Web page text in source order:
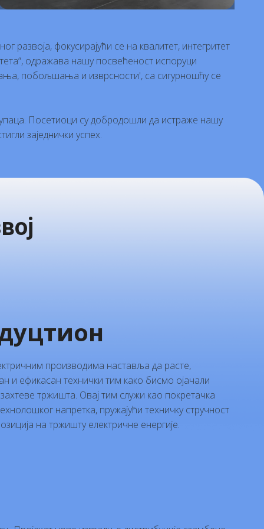
фокусирајући се на квалитет, интегритет
одражава нашу посвећеност испоруци
побољшања и изврсности', са сигурношћу се
Посетиоци су добродошли да истраже нашу
заједнички успех.
производима наставља да расте,
и ефикасан технички тим како бисмо ојачали
тржишта. Овај тим служи као покретачка
напретка, пружајући техничку стручност
на тржишту електричне енергије.